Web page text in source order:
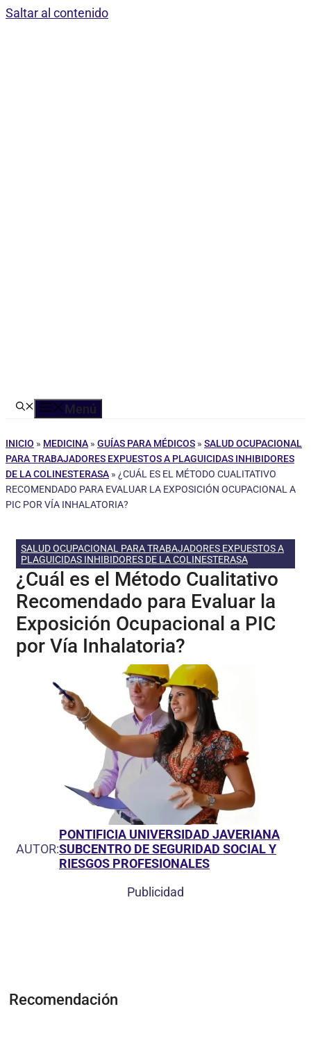
Saltar al contenido
Menú
INICIO » MEDICINA » GUÍAS PARA MÉDICOS » SALUD OCUPACIONAL
PARA TRABAJADORES EXPUESTOS A PLAGUICIDAS INHIBIDORES
DE LA COLINESTERASA » ¿CUÁL ES EL MÉTODO CUALITATIVO
RECOMENDADO PARA EVALUAR LA EXPOSICIÓN OCUPACIONAL A
PIC POR VÍA INHALATORIA?
SALUD OCUPACIONAL PARA TRABAJADORES EXPUESTOS A
PLAGUICIDAS INHIBIDORES DE LA COLINESTERASA
¿Cuál es el Método Cualitativo
Recomendado para Evaluar la
Exposición Ocupacional a PIC
por Vía Inhalatoria?
AUTOR:
PONTIFICIA UNIVERSIDAD JAVERIANA
SUBCENTRO DE SEGURIDAD SOCIAL Y
RIESGOS PROFESIONALES
Publicidad
Recomendación